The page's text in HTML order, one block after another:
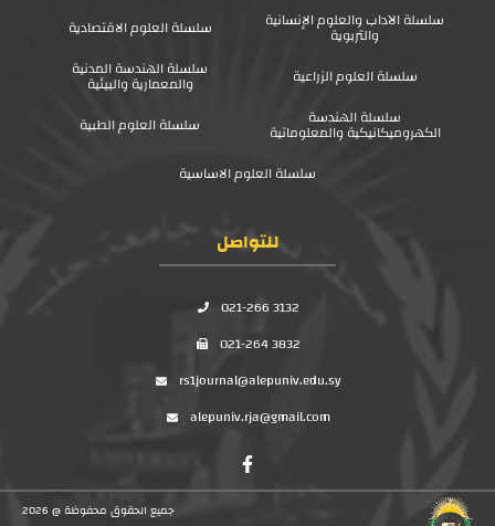
سلسلة الآداب والعلوم الإنسانية
والتربوية
سلسلة العلوم الاقتصادية
سلسلة العلوم الزراعية
سلسلة الهندسة المدنية
والمعمارية والبيئية
سلسلة الهندسة
الكهروميكانيكية والمعلوماتية
سلسلة العلوم الطبية
سلسلة العلوم الاساسية
للتواصل
021-266 3132
021-264 3832
rs1journal@alepuniv.edu.sy
alepuniv.rja@gmail.com
جميع الحقوق محفوظة @ 2026